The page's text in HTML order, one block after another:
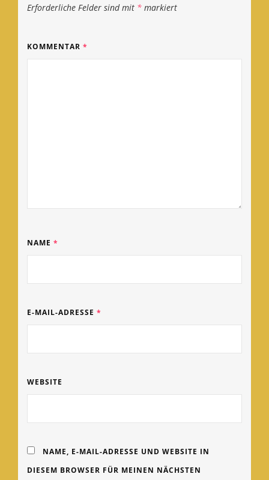
Erforderliche Felder sind mit * markiert
KOMMENTAR *
NAME *
E-MAIL-ADRESSE *
WEBSITE
NAME, E-MAIL-ADRESSE UND WEBSITE IN
DIESEM BROWSER FÜR MEINEN NÄCHSTEN